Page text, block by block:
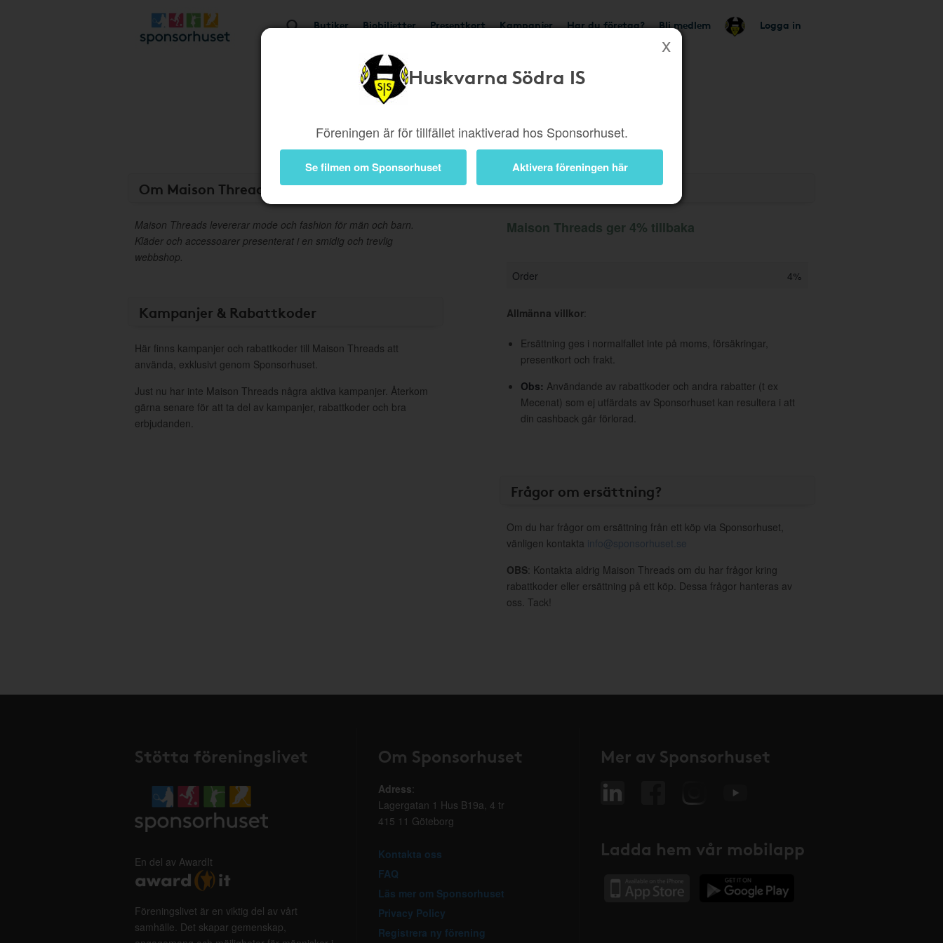
Butiker Biobiljetter Presentkort Kampanjer Har du företag? Bli medlem Logga in
Huskvarna Södra IS
Föreningen är för tillfället inaktiverad hos Sponsorhuset.
Se filmen om Sponsorhuset Aktivera föreningen här
Om Maison Threads
Maison Threads levererar mode och fashion för män och barn.
Kläder och accessoarer presenterat i en smidig och trevlig
webbshop.
Kampanjer & Rabattkoder
Här finns kampanjer och rabattkoder till Maison Threads att
använda, exklusivt genom Sponsorhuset.
Just nu har inte Maison Threads några aktiva kampanjer. Återkom
gärna senare för att ta del av kampanjer, rabattkoder och bra
erbjudanden.
Information
Maison Threads ger 4% tillbaka
Order 4%
Allmänna villkor:
Ersättning ges i normalfallet inte på moms, försäkringar,
presentkort och frakt.
Obs: Användande av rabattkoder och andra rabatter (t ex
Mecenat) som ej utfärdats av Sponsorhuset kan resultera i att
din cashback går förlorad.
Frågor om ersättning?
Om du har frågor om ersättning från ett köp via Sponsorhuset,
vänligen kontakta info@sponsorhuset.se
OBS: Kontakta aldrig Maison Threads om du har frågor kring
rabattkoder eller ersättning på ett köp. Dessa frågor hanteras av
oss. Tack!
Stötta föreningslivet
En del av AwardIt
Föreningslivet är en viktig del av vårt
samhälle. Det skapar gemenskap,
Om Sponsorhuset
Adress:
Lagergatan 1 Hus B19a, 4 tr
415 11 Göteborg
Kontakta oss
FAQ
Läs mer om Sponsorhuset
Privacy Policy
Registrera ny förening
Mer av Sponsorhuset
Ladda hem vår mobilapp